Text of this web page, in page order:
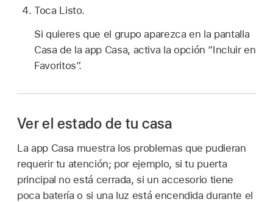
Toca Listo.
Si quieres que el grupo aparezca en la pantalla
Casa de la app Casa, activa la opción “Incluir en
Favoritos”.
Ver el estado de tu casa
La app Casa muestra los problemas que pudieran
requerir tu atención; por ejemplo, si tu puerta
principal no está cerrada, si un accesorio tiene
poca batería o si una luz está encendida durante el